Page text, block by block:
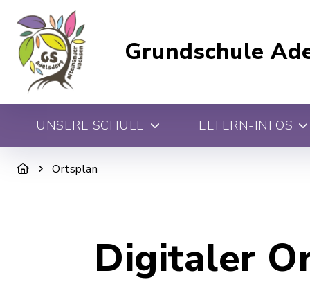
Grundschule
UNSERE SCHULE ELTERN-INFOS
Ortsplan
Digitaler